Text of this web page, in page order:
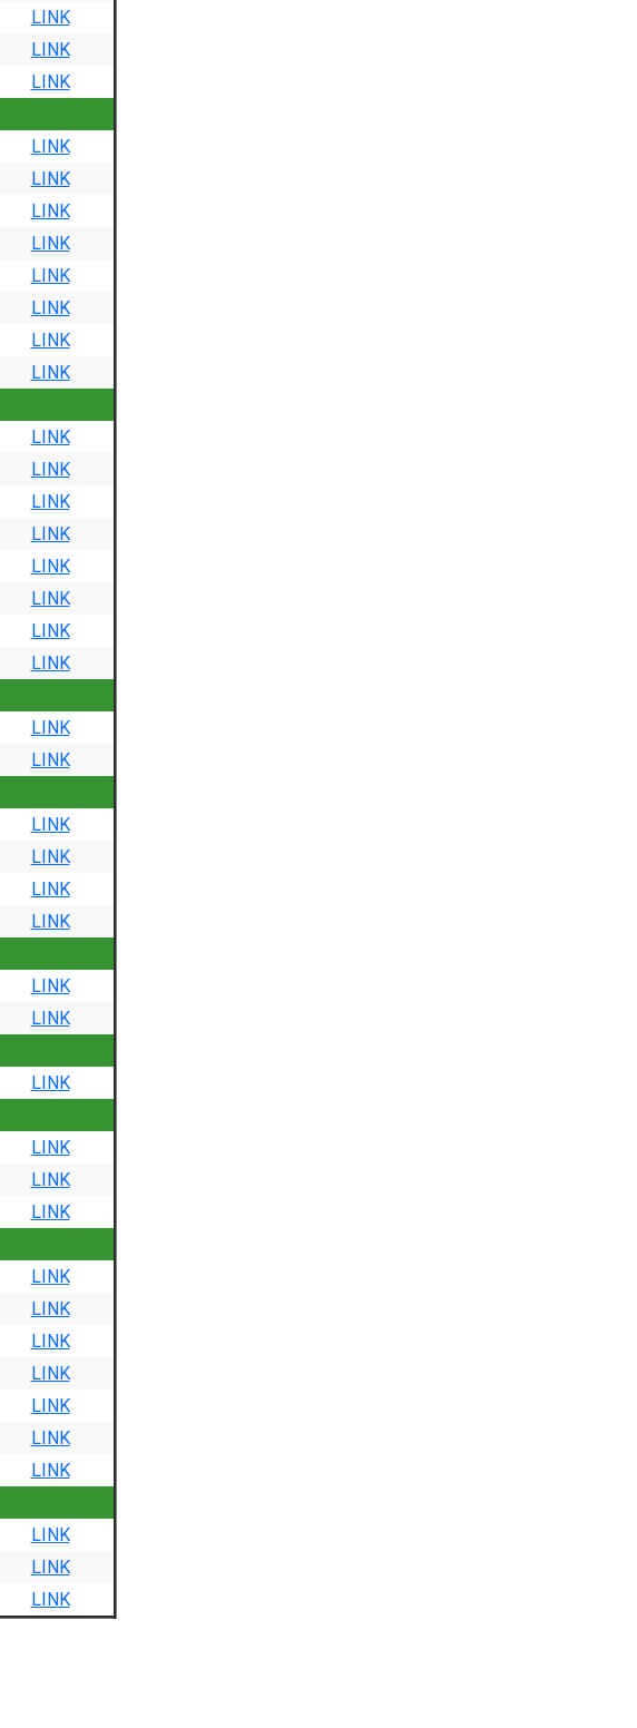
LINK
LINK
LINK
LINK
LINK
LINK
LINK
LINK
LINK
LINK
LINK
LINK
LINK
LINK
LINK
LINK
LINK
LINK
LINK
LINK
LINK
LINK
LINK
LINK
LINK
LINK
LINK
LINK
LINK
LINK
LINK
LINK
LINK
LINK
LINK
LINK
LINK
LINK
LINK
LINK
LINK